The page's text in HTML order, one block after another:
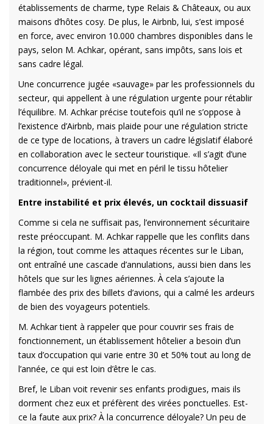
établissements de charme, type Relais & Châteaux, ou aux
maisons d’hôtes cosy. De plus, le Airbnb, lui, s’est imposé
en force, avec environ 10.000 chambres disponibles dans le
pays, selon M. Achkar, opérant, sans impôts, sans lois et
sans cadre légal.
Une concurrence jugée «sauvage» par les professionnels du
secteur, qui appellent à une régulation urgente pour rétablir
l’équilibre. M. Achkar précise toutefois qu’il ne s’oppose à
l’existence d’Airbnb, mais plaide pour une régulation stricte
de ce type de locations, à travers un cadre législatif élaboré
en collaboration avec le secteur touristique. «Il s’agit d’une
concurrence déloyale qui met en péril le tissu hôtelier
traditionnel», prévient-il.
Entre instabilité et prix élevés, un cocktail dissuasif
Comme si cela ne suffisait pas, l’environnement sécuritaire
reste préoccupant. M. Achkar rappelle que les conflits dans
la région, tout comme les attaques récentes sur le Liban,
ont entraîné une cascade d’annulations, aussi bien dans les
hôtels que sur les lignes aériennes. À cela s’ajoute la
flambée des prix des billets d’avions, qui a calmé les ardeurs
de bien des voyageurs potentiels.
M. Achkar tient à rappeler que pour couvrir ses frais de
fonctionnement, un établissement hôtelier a besoin d’un
taux d’occupation qui varie entre 30 et 50% tout au long de
l’année, ce qui est loin d’être le cas.
Bref, le Liban voit revenir ses enfants prodigues, mais ils
dorment chez eux et préfèrent des virées ponctuelles. Est-
ce la faute aux prix? À la concurrence déloyale? Un peu de